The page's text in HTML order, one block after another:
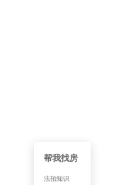
帮我找房
法拍知识